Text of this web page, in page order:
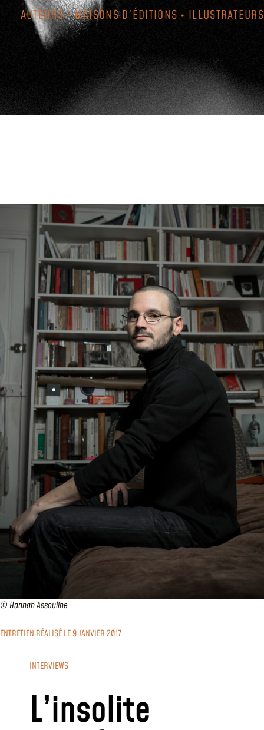
AUTEURS • MAISONS D'ÉDITIONS • ILLUSTRATEURS
© Hannah Assouline
ENTRETIEN RÉALISÉ LE 9 JANVIER 2017
INTERVIEWS
L’insolite